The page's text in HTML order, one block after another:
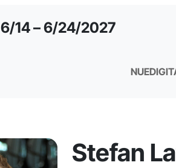
6/14 – 6/24/2027
Stefan